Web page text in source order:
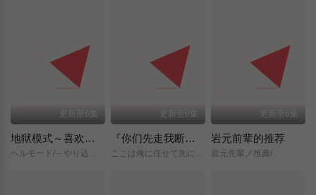
更新至6集
地狱模式～喜欢挑战特殊成就的玩家在废设定的异世界成为无双～第二季
更新至6集
『你们先走我断后』，于是10年后我成为了传说
更新至6集
岩元前辈的推荐
岩元先輩ノ推薦/